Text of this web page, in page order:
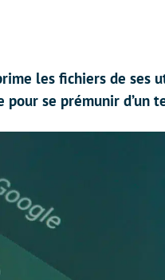
les fichiers de ses
se prémunir d’un